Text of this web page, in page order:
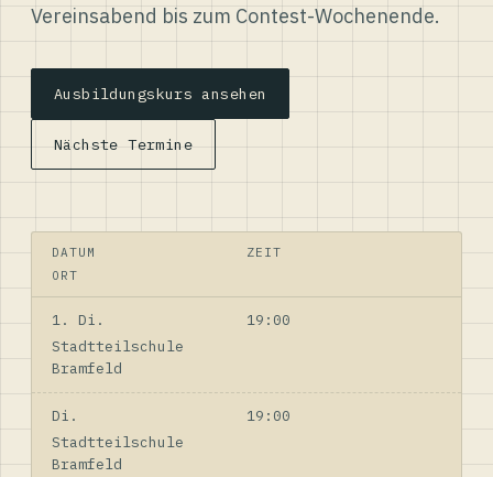
Vereinsabend bis zum Contest-Wochenende.
Ausbildungskurs ansehen
Nächste Termine
DATUM
ZEIT
ORT
1. Di.
19:00
Stadtteilschule
Bramfeld
Di.
19:00
Stadtteilschule
Bramfeld